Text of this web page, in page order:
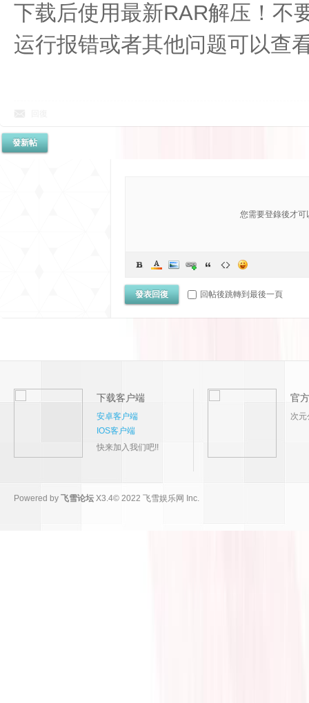
下载后使用最新RAR解压！不
运行报错或者其他问题可以查
發新帖
您需要登錄後才
發表回復 回帖後跳轉到最後一頁
下载客户端
安卓客户端
IOS客户端
快来加入我们吧!!
官
次元
Powered by 飞雪论坛 X3.4© 2022 飞雪娱乐网 Inc.